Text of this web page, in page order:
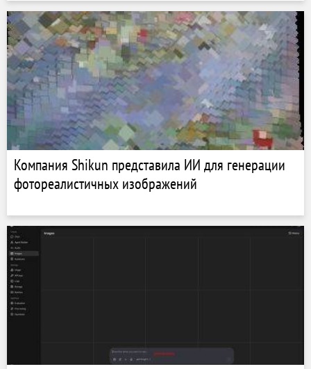
Компания Shikun представила ИИ для генерации
фотореалистичных изображений